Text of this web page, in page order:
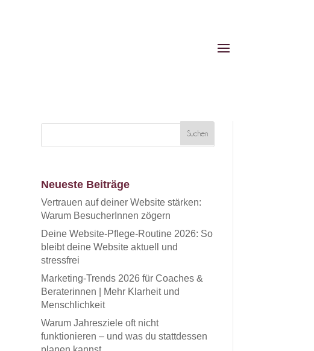
Neueste Beiträge
Vertrauen auf deiner Website stärken:
Warum BesucherInnen zögern
Deine Website-Pflege-Routine 2026: So
bleibt deine Website aktuell und
stressfrei
Marketing-Trends 2026 für Coaches &
Beraterinnen | Mehr Klarheit und
Menschlichkeit
Warum Jahresziele oft nicht
funktionieren – und was du stattdessen